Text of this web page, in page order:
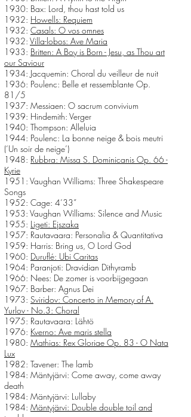
1930: Bax: Lord, thou hast told us
1932: Howells: Requiem
1932: Casals: O vos omnes
1932: Villa-lobos: Ave Maria
1933: Britten: A Boy is Born - Jesu, as Thou art
our Saviour
1934: Jacquemin: Choral du veilleur de nuit
1936: Poulenc: Belle et ressemblante Op.
81/5
1937: Messiaen: O sacrum convivium
1939: Hindemith: Verger
1940: Thompson: Alleluia
1944: Poulenc: La bonne neige & bois meutri
(‘Un soir de neige’)
1948: Rubbra: Missa S. Dominicanis Op. 66 -
Kyrie
1951: Vaughan Williams: Three Shakespeare
Songs
1952: Cage: 4’33”
1953: Vaughan Williams: Silence and Music
1955: Ligeti: Ejszaka
1957: Rautavaara: Personalia & Quantitativa
1959: Harris: Bring us, O Lord God
1960: Duruflé: Ubi Caritas
1964: Paranjoti: Dravidian Dithyramb
1966: Nees: De zomer is voorbijgegaan
1967: Barber: Agnus Dei
1973: Sviridov: Concerto in Memory of A.
Yurlov - No.3: Choral
1975: Rautavaara: Lähtö
1976: Kverno: Ave maris stella
1980: Mathias: Rex Gloriae Op. 83 - O Nata
Lux
1982: Tavener: The lamb
1984: Mäntyjärvi: Come away, come away
death
1984: Mäntyjärvi: Lullaby
1984: Mäntyjärvi: Double double toil and